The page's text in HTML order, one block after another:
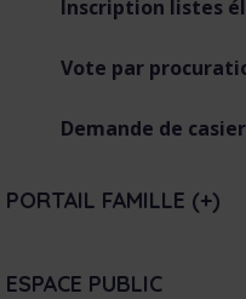
i
c
s
Inscription listes
Vote par
Demande de
PORTAIL FAMILLE (+)
ESPACE PUBLIC